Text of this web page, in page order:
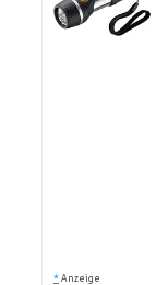
* Anzeige